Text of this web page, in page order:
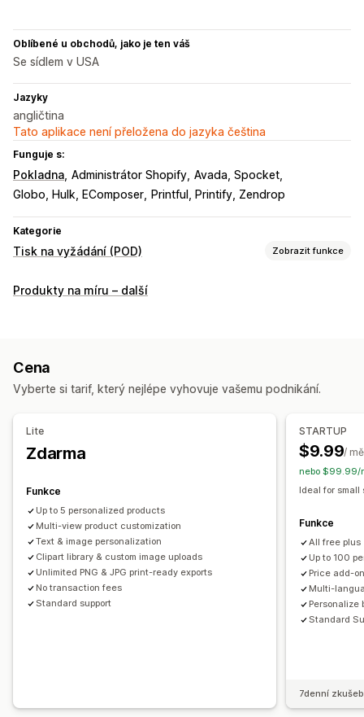
Oblíbené u obchodů, jako je ten váš
Se sídlem v USA
Jazyky
angličtina
Tato aplikace není přeložena do jazyka čeština
Funguje s:
Pokladna Administrátor Shopify Avada, Spocket
Globo, Hulk, EComposer
Printful, Printify, Zendrop
Kategorie
Tisk na vyžádání (POD) Zobrazit funkce
Přizpůsobení produktů
Produkty
Celoplošný potisk
Tašky Deky Oděvy
Výšivky
Dárky ke svátkům
Laserové výrobky
Šperky
Možnosti dopravy
Přes třetí stranu
Celková cena
Produkty na míru – další
Cena
Vyberte si tarif, který nejlépe vyhovuje vašemu podnikání.
Lite
Zdarma
Funkce
Up to 5 personalized products
Multi-view product customization
Text & image personalization
Clipart library & custom image uploads
Unlimited PNG & JPG print-ready exports
No transaction fees
Standard support
STARTUP
$9.99/
nebo $99.99/
Ideal for
Funkce
All free plus
Up to 100
Price add-
Multi-
Personalize
Standard
7denní